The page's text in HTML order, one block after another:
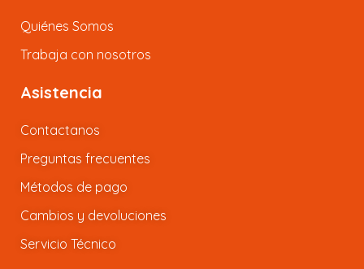
Quiénes Somos
Trabaja con nosotros
Asistencia
Contactanos
Preguntas frecuentes
Métodos de pago
Cambios y devoluciones
Servicio Técnico